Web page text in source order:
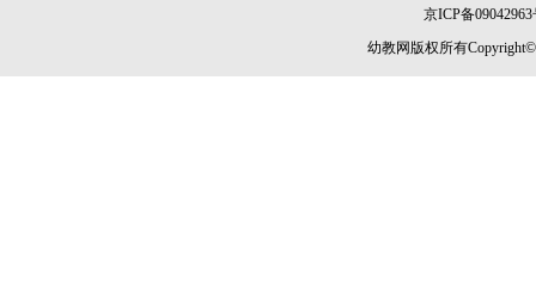
京ICP备09042963
幼教网版权所有